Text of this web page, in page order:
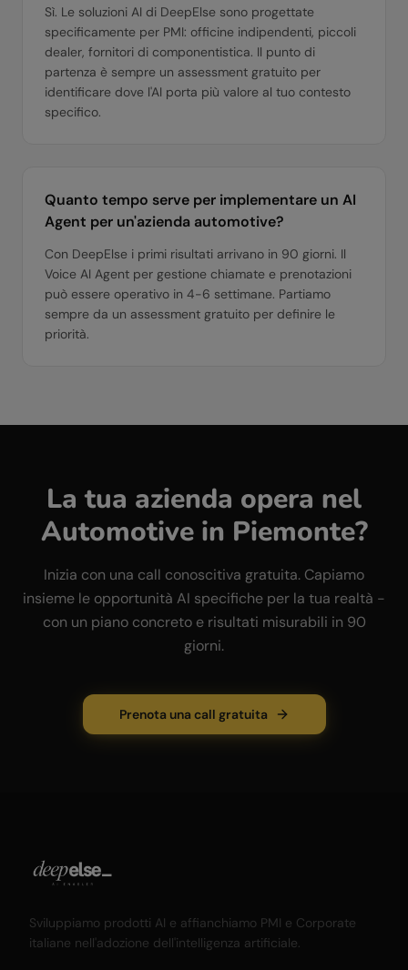
Sì. Le soluzioni AI di DeepElse sono progettate
specificamente per PMI: officine indipendenti, piccoli
dealer, fornitori di componentistica. Il punto di
partenza è sempre un assessment gratuito per
identificare dove l'AI porta più valore al tuo contesto
specifico.
Quanto tempo serve per implementare un AI
Agent per un'azienda automotive?
Con DeepElse i primi risultati arrivano in 90 giorni. Il
Voice AI Agent per gestione chiamate e prenotazioni
può essere operativo in 4-6 settimane. Partiamo
sempre da un assessment gratuito per definire le
priorità.
La tua azienda opera nel
Automotivein Piemonte?
Inizia con una call conoscitiva gratuita. Capiamo
insieme le opportunità AI specifiche per la tua realtà -
con un piano concreto e risultati misurabili in 90
giorni.
Prenota una call gratuita
Sviluppiamo prodotti AI e affianchiamo PMI e Corporate
italiane nell'adozione dell'intelligenza artificiale.